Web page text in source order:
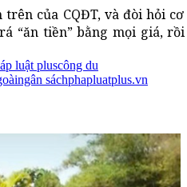
của CQĐT, và đòi hỏi
“ăn tiền” bằng mọi giá,
luật pluscông du
ngân sáchphapluatplus.vn